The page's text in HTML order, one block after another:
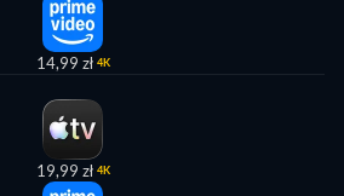
14,99 zł 4K
19,99 zł 4K